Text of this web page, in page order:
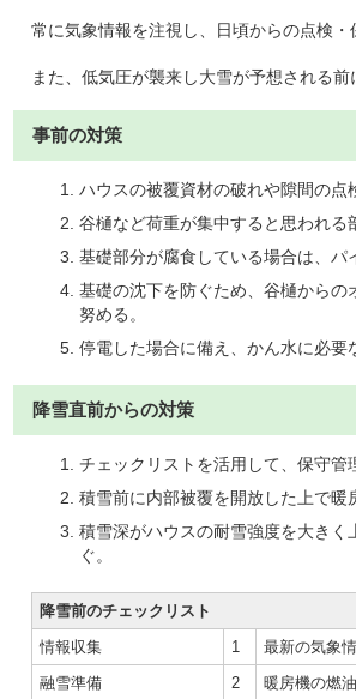
常に気象情報を注視し、日頃からの点検・
また、低気圧が襲来し大雪が予想される
事前の対策
ハウスの被覆資材の破れや隙間の点
谷樋など荷重が集中すると思われる
基礎部分が腐食している場合は、パ
基礎の沈下を防ぐため、谷樋から
努める。
停電した場合に備え、かん水に必要
降雪直前からの対策
チェックリストを活用して、保守管
積雪前に内部被覆を開放した上で暖
積雪深がハウスの耐雪強度を大き
ぐ。
降雪前のチェックリスト
情報収集
1
最新の気象
融雪準備
2
暖房機の燃